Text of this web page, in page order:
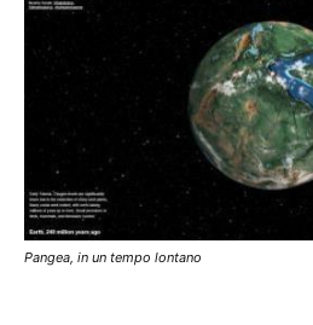
Pangea, in un tempo lontano